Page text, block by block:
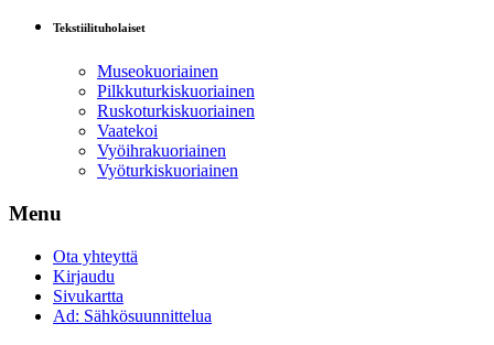
Tekstiilituholaiset
Museokuoriainen
Pilkkuturkiskuoriainen
Ruskoturkiskuoriainen
Vaatekoi
Vyöihrakuoriainen
Vyöturkiskuoriainen
Menu
Ota yhteyttä
Kirjaudu
Sivukartta
Ad: Sähkösuunnittelua